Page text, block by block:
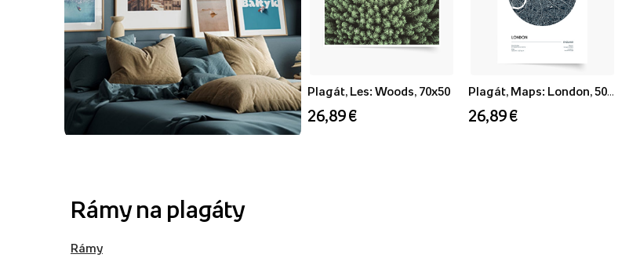
Plagát, Les: Woods, 70x50
26,89 €
Plagát, Maps: London, 50x70
26,89 €
Rámy na plagáty
Rámy